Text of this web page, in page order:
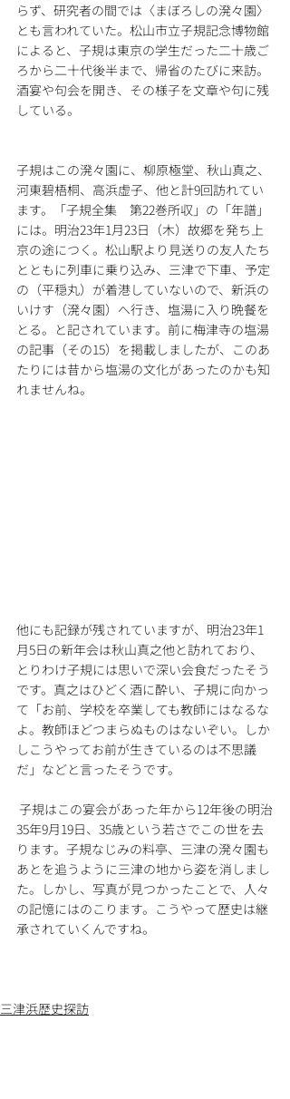
らず、研究者の間では〈まぼろしの溌々園〉
とも言われていた。松山市立子規記念博物館
によると、子規は東京の学生だった二十歳ご
ろから二十代後半まで、帰省のたびに来訪。
酒宴や句会を開き、その様子を文章や句に残
している。
子規はこの溌々園に、柳原極堂、秋山真之、
河東碧梧桐、高浜虚子、他と計9回訪れてい
ます。「子規全集　第22巻所収」の「年譜」
には。明治23年1月23日（木）故郷を発ち上
京の途につく。松山駅より見送りの友人たち
とともに列車に乗り込み、三津で下車、予定
の（平穏丸）が着港していないので、新浜の
いけす（溌々園）へ行き、塩湯に入り晩餐を
とる。と記されています。前に梅津寺の塩湯
の記事（その15）を掲載しましたが、このあ
たりには昔から塩湯の文化があったのかも知
れませんね。
他にも記録が残されていますが、明治23年1
月5日の新年会は秋山真之他と訪れており、
とりわけ子規には思いで深い会食だったそう
です。真之はひどく酒に酔い、子規に向かっ
て「お前、学校を卒業しても教師にはなるな
よ。教師ほどつまらぬものはないぞい。しか
しこうやってお前が生きているのは不思議
だ」などと言ったそうです。
35年9月19日、35歳という若さでこの世を去
ります。子規なじみの料亭、三津の溌々園も
あとを追うように三津の地から姿を消しまし
た。しかし、写真が見つかったことで、人々
の記憶にはのこります。こうやって歴史は継
承されていくんですね。
三津浜歴史探訪